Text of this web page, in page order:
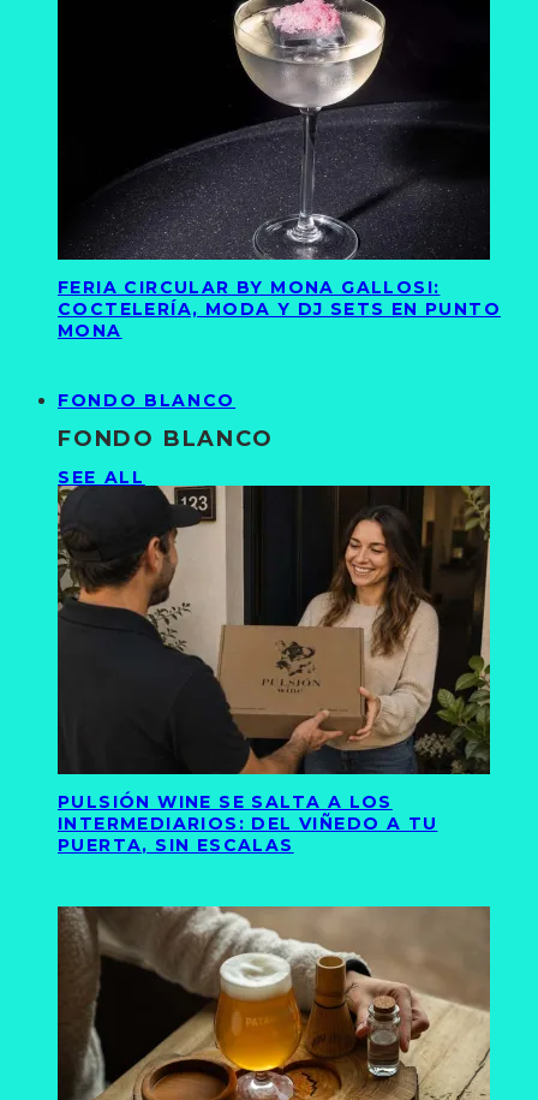
FERIA CIRCULAR BY MONA GALLOSI:
COCTELERÍA, MODA Y DJ SETS EN PUNTO
MONA
FONDO BLANCO
FONDO BLANCO
SEE ALL
PULSIÓN WINE SE SALTA A LOS
INTERMEDIARIOS: DEL VIÑEDO A TU
PUERTA, SIN ESCALAS